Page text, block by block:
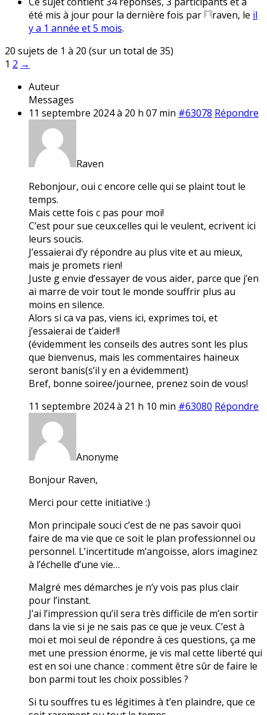
été mis à jour pour la dernière fois par
raven, le il
y a 1 année et 5 mois.
20 sujets de 1 à 20 (sur un total de 35)
1 2 →
Auteur
Messages
11 septembre 2024 à 20 h 07 min #63078 Répondre
Raven
Rebonjour, oui c encore celle qui se plaint tout le
temps.
Mais cette fois c pas pour moi!
C’est pour sue ceux.celles qui le veulent, ecrivent ici
leurs soucis.
J’essaierai d’y répondre au plus vite et au mieux,
mais je promets rien!
Juste g envie d’essayer de vous aider, parce que j’en
ai marre de voir tout le monde souffrir plus au
moins en silence.
Alors si ca va pas, viens ici, exprimes toi, et
j’essaierai de t’aider!!
(évidemment les conseils des autres sont les plus
que bienvenus, mais les commentaires haineux
seront banis(s’il y en a évidemment)
Bref, bonne soiree/journee, prenez soin de vous!
11 septembre 2024 à 21 h 10 min #63080 Répondre
Anonyme
Bonjour Raven,
Merci pour cette initiative :)
Mon principale souci c’est de ne pas savoir quoi
faire de ma vie que ce soit le plan professionnel ou
personnel. L’incertitude m’angoisse, alors imaginez
à l’échelle d’une vie…
Malgré mes démarches je n’y vois pas plus clair
pour l’instant.
J’ai l’impression qu’il sera très difficile de m’en sortir
dans la vie si je ne sais pas ce que je veux. C’est à
moi et moi seul de répondre à ces questions, ça me
met une pression énorme, je vis mal cette liberté qui
est en soi une chance : comment être sûr de faire le
bon parmi tout les choix possibles ?
Si tu souffres tu es légitimes à t’en plaindre, que ce